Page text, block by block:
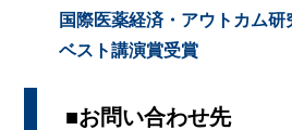
国際医薬経済・アウトカム
ベスト講演賞受賞
■お問い合わせ先